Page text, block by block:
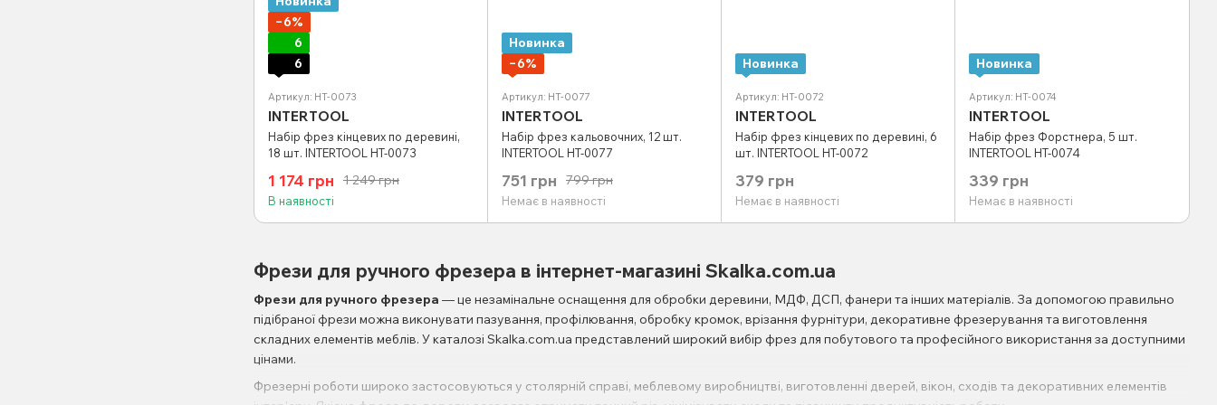
Фрези для ручного фрезера в інтернет-магазині Skalka.com.ua
Фрези для ручного фрезера — це незамінальне оснащення для обробки деревини, МДФ, ДСП, фанери та інших матеріалів. За допомогою правильно
підібраної фрези можна виконувати пазування, профілювання, обробку кромок, врізання фурнітури, декоративне фрезерування та виготовлення
складних елементів меблів. У каталозі Skalka.com.ua представлений широкий вибір фрез для побутового та професійного використання за доступними
цінами.
Фрезерні роботи широко застосовуються у столярній справі, меблевому виробництві, виготовленні дверей, вікон, сходів та декоративних елементів
−6%
6
6
Артикул: HT-0073
INTERTOOL
Набір фрез кінцевих по деревині,
18 шт. INTERTOOL HT-0073
1 249 грн
1 174 грн
В наявності
Новинка
−6%
Артикул: HT-0077
INTERTOOL
Набір фрез кальовочних, 12 шт.
INTERTOOL HT-0077
799 грн
751 грн
Немає в наявності
Новинка
Артикул: HT-0072
INTERTOOL
Набір фрез кінцевих по деревині, 6
шт. INTERTOOL HT-0072
379 грн
Немає в наявності
Новинка
Артикул: HT-0074
INTERTOOL
Набір фрез Форстнера, 5 шт.
INTERTOOL HT-0074
339 грн
Немає в наявності